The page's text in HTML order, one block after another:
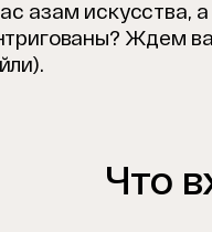
азам искусства,
Ждем
Что